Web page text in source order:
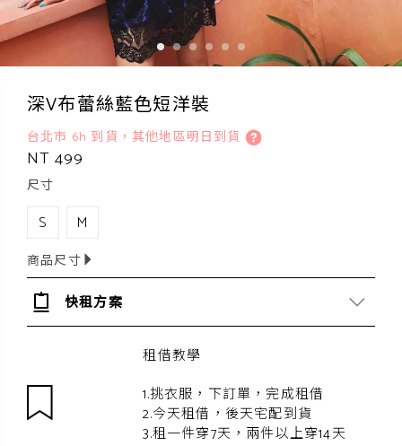
深V布蕾絲藍色短洋裝
台北市 6h 到貨，其他地區明日到貨
NT 499
尺寸
S M
商品尺寸
快租方案
租借教學
1.挑衣服，下訂單，完成租借
2.今天租借，後天宅配到貨
3.租一件穿7天，兩件以上穿14天